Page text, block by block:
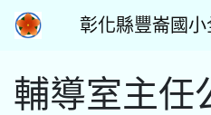
彰化縣豐崙國小
輔導室主任